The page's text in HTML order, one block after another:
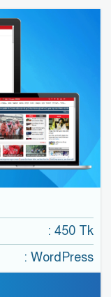
: 450 Tk
: WordPress